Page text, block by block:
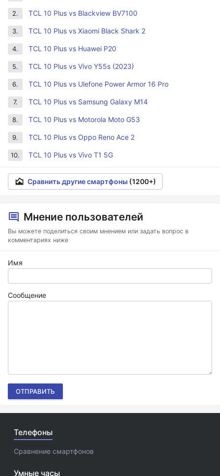
2. TCL 10 Plus vs Blackview BV7100
3. TCL 10 Plus vs Xiaomi Black Shark 2
4. TCL 10 Plus vs Huawei P20
5. TCL 10 Plus vs Vivo Y55s (2023)
6. TCL 10 Plus vs Ulefone Power Armor 16 Pro
7. TCL 10 Plus vs Samsung Galaxy M14
8. TCL 10 Plus vs Motorola Moto G53
9. TCL 10 Plus vs Oppo Reno Ace 2
10. TCL 10 Plus vs Vivo T1 5G
Сравнить другие смартфоны (1200+)
Мнение пользователей
Вы можете поделиться своим мнением или задать вопрос в
комментариях ниже
Имя
Сообщение
ОТПРАВИТЬ
Телефоны
Сравнение смартфонов
Умные часы